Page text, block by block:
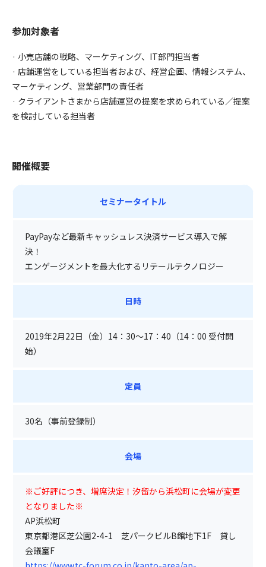
参加対象者
· 小売店舗の戦略、マーケティング、IT部門担当者
· 店舗運営をしている担当者および、経営企画、情報システム、
マーケティング、営業部門の責任者
· クライアントさまから店舗運営の提案を求められている／提案
を検討している担当者
開催概要
セミナータイトル
PayPayなど最新キャッシュレス決済サービス導入で解
決！
エンゲージメントを最大化するリテールテクノロジー
日時
2019年2月22日（金）14：30～17：40（14：00 受付開
始）
定員
30名（事前登録制）
会場
※ご好評につき、増席決定！汐留から浜松町に会場が変更
となりました※
AP浜松町
東京都港区芝公園2-4-1 芝パークビルB館地下1F 貸し
会議室F